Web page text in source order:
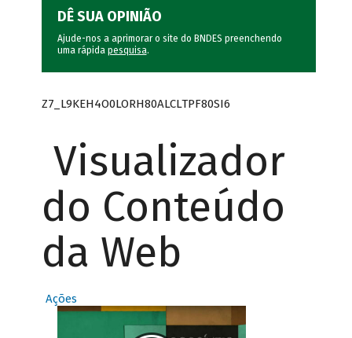
DÊ SUA OPINIÃO
Ajude-nos a aprimorar o site do BNDES preenchendo
uma rápida pesquisa.
Z7_L9KEH4O0LORH80ALCLTPF80SI6
Visualizador
do Conteúdo
da Web
Ações